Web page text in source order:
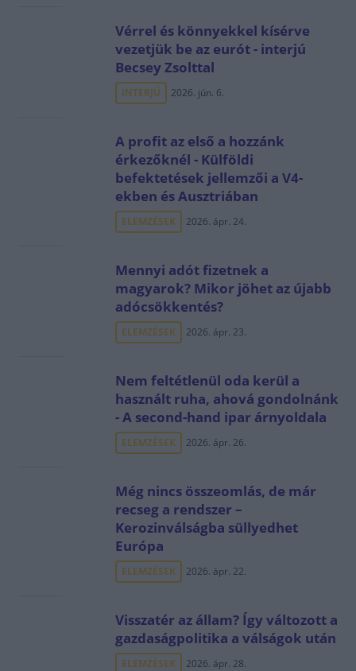
Vérrel és könnyekkel kísérve
vezetjük be az eurót - interjú
Becsey Zsolttal
INTERJÚ 2026. jún. 6.
A profit az első a hozzánk
érkezőknél - Külföldi
befektetések jellemzői a V4-
ekben és Ausztriában
ELEMZÉSEK 2026. ápr. 24.
Mennyi adót fizetnek a
magyarok? Mikor jöhet az újabb
adócsökkentés?
ELEMZÉSEK 2026. ápr. 23.
Nem feltétlenül oda kerül a
használt ruha, ahová gondolnánk
- A second-hand ipar árnyoldala
ELEMZÉSEK 2026. ápr. 26.
Még nincs összeomlás, de már
recseg a rendszer –
Kerozinválságba süllyedhet
Európa
ELEMZÉSEK 2026. ápr. 22.
Visszatér az állam? Így változott a
gazdaságpolitika a válságok után
ELEMZÉSEK 2026. ápr. 28.